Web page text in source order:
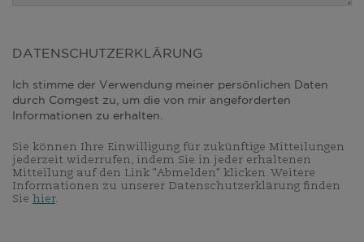
DATENSCHUTZERKLÄRUNG
Ich stimme der Verwendung meiner persönlichen Daten
durch Comgest zu, um die von mir angeforderten
Informationen zu erhalten.
Sie können Ihre Einwilligung für zukünftige Mitteilungen
jederzeit widerrufen, indem Sie in jeder erhaltenen
Mitteilung auf den Link "Abmelden" klicken. Weitere
Informationen zu unserer Datenschutzerklärung finden
Sie hier.